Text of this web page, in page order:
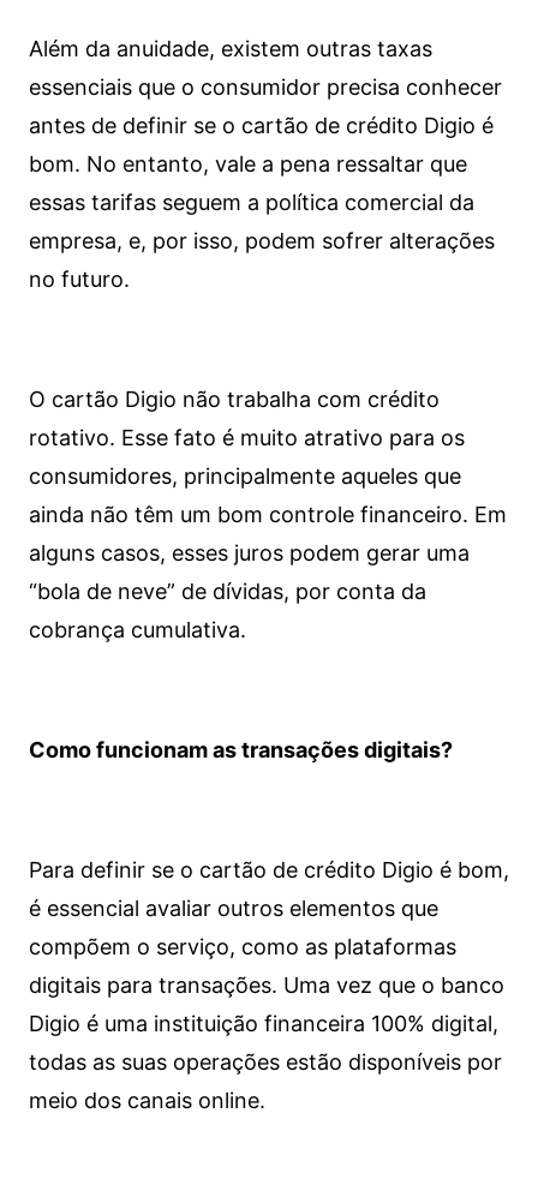
Além da anuidade, existem outras taxas
essenciais que o consumidor precisa conhecer
antes de definir se o cartão de crédito Digio é
bom. No entanto, vale a pena ressaltar que
essas tarifas seguem a política comercial da
empresa, e, por isso, podem sofrer alterações
no futuro.
O cartão Digio não trabalha com crédito
rotativo. Esse fato é muito atrativo para os
consumidores, principalmente aqueles que
ainda não têm um bom controle financeiro. Em
alguns casos, esses juros podem gerar uma
“bola de neve” de dívidas, por conta da
cobrança cumulativa.
Como funcionam as transações digitais?
Para definir se o cartão de crédito Digio é bom,
é essencial avaliar outros elementos que
compõem o serviço, como as plataformas
digitais para transações. Uma vez que o banco
Digio é uma instituição financeira 100% digital,
todas as suas operações estão disponíveis por
meio dos canais online.